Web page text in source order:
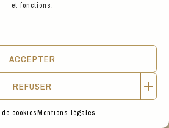
et fonctions.
ACCEPTER
REFUSER
cookiesMentions légales